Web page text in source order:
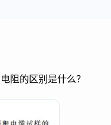
阻的区别是什么？